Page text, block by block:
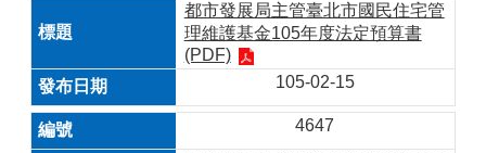
都市發展局主管臺北市國民住宅管
理維護基金105年度法定預算書
(PDF)
105-02-15
4647